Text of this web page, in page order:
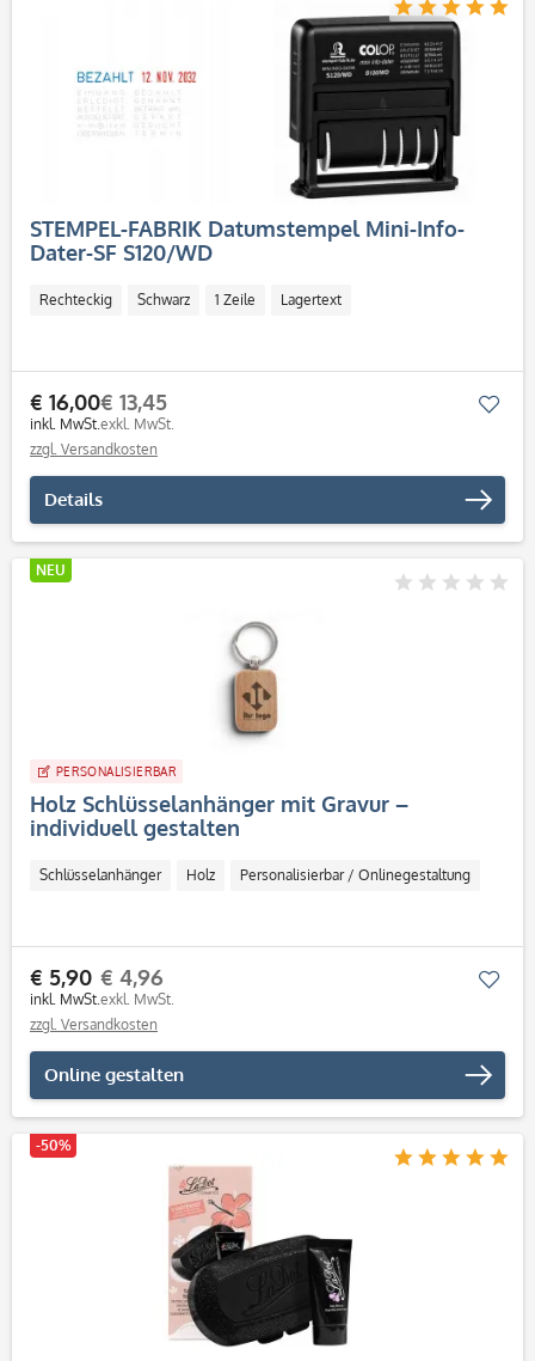
STEMPEL-FABRIK Datumstempel Mini-Info-
Dater-SF S120/WD
Rechteckig Schwarz 1 Zeile Lagertext
€ 16,00
inkl. MwSt.
€ 13,45
exkl. MwSt.
zzgl. Versandkosten
Details
NEU
PERSONALISIERBAR
Holz Schlüsselanhänger mit Gravur –
individuell gestalten
Schlüsselanhänger Holz Personalisierbar / Onlinegestaltung
€ 5,90
inkl. MwSt.
€ 4,96
exkl. MwSt.
zzgl. Versandkosten
Online gestalten
-50%